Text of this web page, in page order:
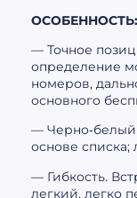
ОСОБЕННОСТЬ:
— Точное
определение
номеров,
основного
— Черно‑белый
основе списка;
— Гибкость.
легкий, легко